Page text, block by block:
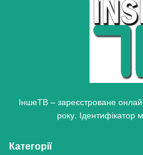
ІншеТВ – зареєстроване
року. Ідентифікатор
Категорії